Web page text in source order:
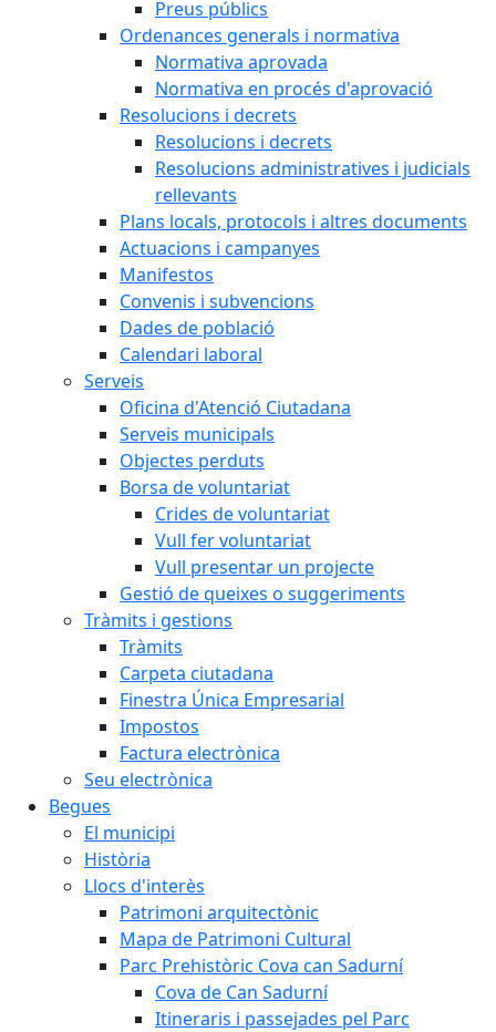
Preus públics
Ordenances generals i normativa
Normativa aprovada
Normativa en procés d'aprovació
Resolucions i decrets
Resolucions i decrets
Resolucions administratives i judicials
rellevants
Plans locals, protocols i altres documents
Actuacions i campanyes
Manifestos
Convenis i subvencions
Dades de població
Calendari laboral
Serveis
Oficina d'Atenció Ciutadana
Serveis municipals
Objectes perduts
Borsa de voluntariat
Crides de voluntariat
Vull fer voluntariat
Vull presentar un projecte
Gestió de queixes o suggeriments
Tràmits i gestions
Tràmits
Carpeta ciutadana
Finestra Única Empresarial
Impostos
Factura electrònica
Seu electrònica
Begues
El municipi
Història
Llocs d'interès
Patrimoni arquitectònic
Mapa de Patrimoni Cultural
Parc Prehistòric Cova can Sadurní
Cova de Can Sadurní
Itineraris i passejades pel Parc